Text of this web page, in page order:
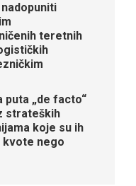
teretnih
puta „de facto“
strateških
koje su ih
kvote nego